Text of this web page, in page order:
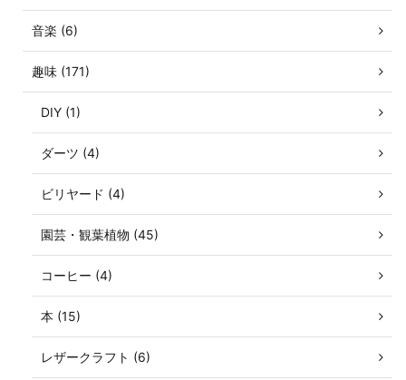
音楽 (6)
趣味 (171)
DIY (1)
ダーツ (4)
ビリヤード (4)
園芸・観葉植物 (45)
コーヒー (4)
本 (15)
レザークラフト (6)